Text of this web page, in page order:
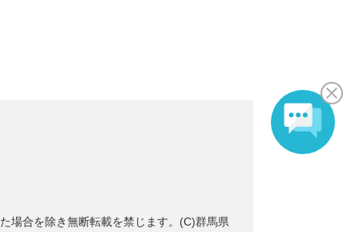
場合を除き無断転載を禁じます。(C)群馬県